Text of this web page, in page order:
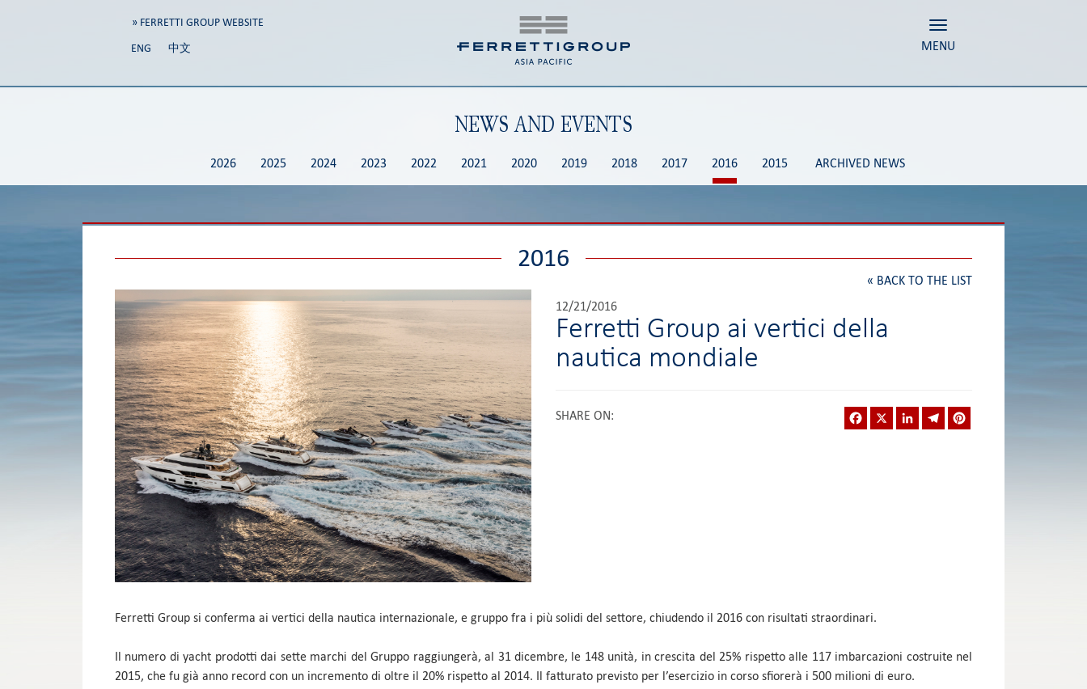
» FERRETTI GROUP WEBSITE
ENG
中文
Toggle navigation
MENU
NEWS AND EVENTS
2026 2025 2024 2023 2022 2021 2020 2019 2018 2017 2016 2015 ARCHIVED NEWS
2016
« BACK TO THE LIST
12/21/2016
Ferretti Group ai vertici della
nautica mondiale
SHARE ON: Facebook LinkedInTelegram
Ferretti Group si conferma ai vertici della nautica internazionale, e gruppo fra i più solidi del settore, chiudendo il 2016 con risultati straordinari.
Il numero di yacht prodotti dai sette marchi del Gruppo raggiungerà, al 31 dicembre, le 148 unità, in crescita del 25% rispetto alle 117 imbarcazioni costruite nel
2015, che fu già anno record con un incremento di oltre il 20% rispetto al 2014. Il fatturato previsto per l’esercizio in corso sfiorerà i 500 milioni di euro.